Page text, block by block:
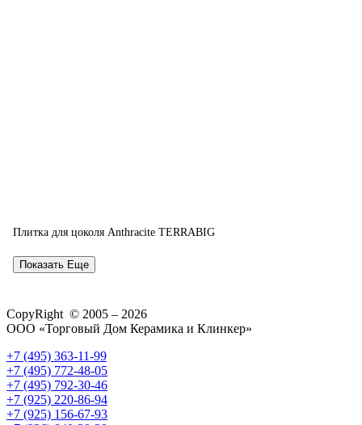
Плитка для цоколя Anthracite TERRABIG
Показать Еще
CopyRight © 2005 – 2026
ООО «Торговый Дом Керамика и Клинкер»
+7 (495) 363-11-99
+7 (495) 772-48-05
+7 (495) 792-30-46
+7 (925) 220-86-94
+7 (925) 156-67-93